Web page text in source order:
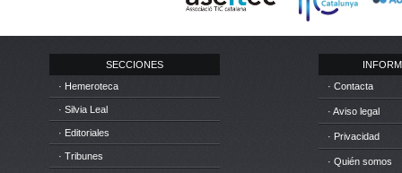
SECCIONES
· Hemeroteca
· Silvia Leal
· Editoriales
· Tribunes
· Contacta
· Aviso legal
· Privacidad
· Quién somos